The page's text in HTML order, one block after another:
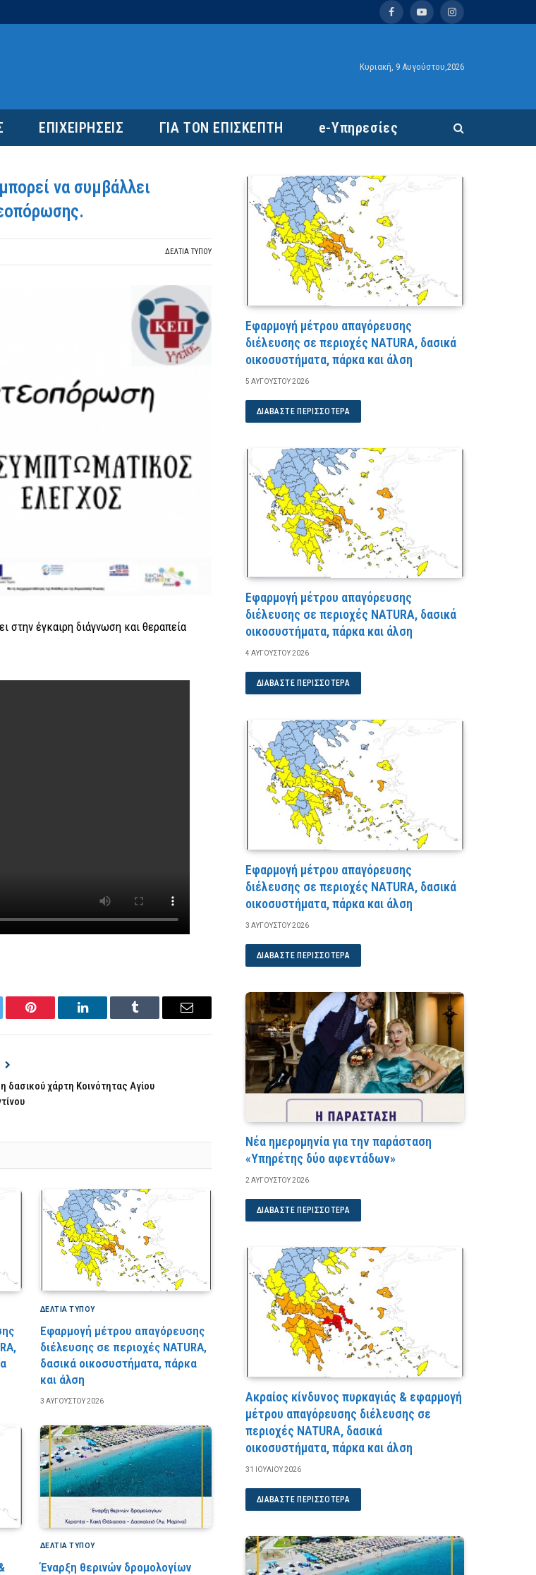
FacebookYouTubeInstagram
Κυριακή, 9 Αυγούστου,2026
ΕΠΙΧΕΙΡΗΣΕΙΣ ΓΙΑ ΤΟΝ ΕΠΙΣΚΕΠΤΗ e-Υπηρεσίες
να συμβάλλει
ΔΕΛΤΙΑ ΤΥΠΟΥ
Pinterest LinkedIn Tumblr Email
δασικού χάρτη Κοινότητας Αγίου
ΔΕΛΤΙΑ ΤΥΠΟΥ
Εφαρμογή μέτρου απαγόρευσης
διέλευσης σε περιοχές NATURA,
δασικά οικοσυστήματα, πάρκα
και άλση
3 ΑΥΓΟΎΣΤΟΥ 2026
ΔΕΛΤΙΑ ΤΥΠΟΥ
Έναρξη θερινών δρομολογίων
Εφαρμογή μέτρου απαγόρευσης
διέλευσης σε περιοχές NATURA, δασικά
οικοσυστήματα, πάρκα και άλση
5 ΑΥΓΟΎΣΤΟΥ 2026
ΔΙΑΒΆΣΤΕ ΠΕΡΙΣΣΌΤΕΡΑ
Εφαρμογή μέτρου απαγόρευσης
διέλευσης σε περιοχές NATURA, δασικά
οικοσυστήματα, πάρκα και άλση
4 ΑΥΓΟΎΣΤΟΥ 2026
ΔΙΑΒΆΣΤΕ ΠΕΡΙΣΣΌΤΕΡΑ
Εφαρμογή μέτρου απαγόρευσης
διέλευσης σε περιοχές NATURA, δασικά
οικοσυστήματα, πάρκα και άλση
3 ΑΥΓΟΎΣΤΟΥ 2026
ΔΙΑΒΆΣΤΕ ΠΕΡΙΣΣΌΤΕΡΑ
Νέα ημερομηνία για την παράσταση
«Υπηρέτης δύο αφεντάδων»
2 ΑΥΓΟΎΣΤΟΥ 2026
ΔΙΑΒΆΣΤΕ ΠΕΡΙΣΣΌΤΕΡΑ
Ακραίος κίνδυνος πυρκαγιάς & εφαρμογή
μέτρου απαγόρευσης διέλευσης σε
περιοχές NATURA, δασικά
οικοσυστήματα, πάρκα και άλση
31 ΙΟΥΛΊΟΥ 2026
ΔΙΑΒΆΣΤΕ ΠΕΡΙΣΣΌΤΕΡΑ